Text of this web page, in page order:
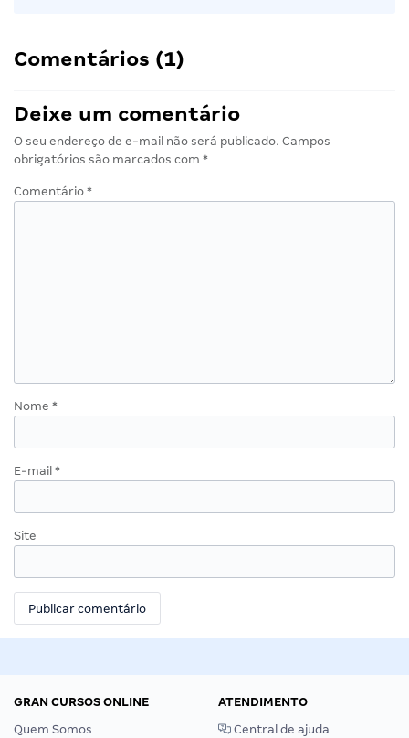
Comentários (1)
Deixe um comentário
O seu endereço de e-mail não será publicado. Campos
obrigatórios são marcados com *
Comentário *
Nome *
E-mail *
Site
GRAN CURSOS ONLINE
Quem Somos
ATENDIMENTO
Central de ajuda